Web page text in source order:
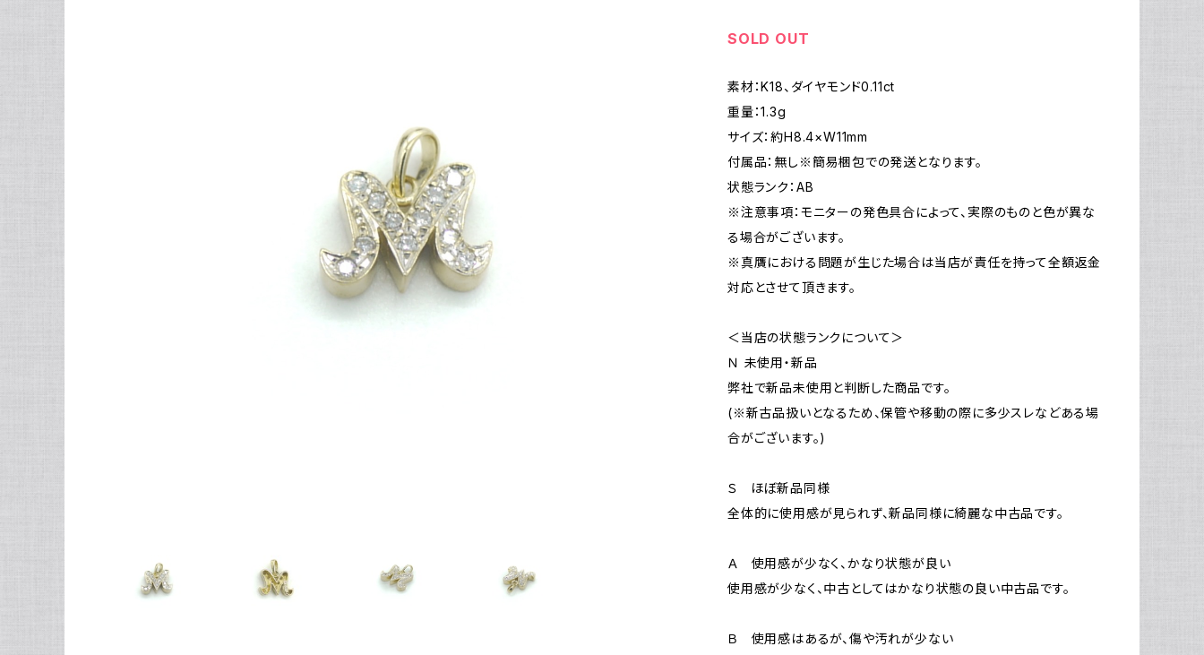
SOLD OUT
素材：K18、ダイヤモンド0.11ct
重量：1.3g
サイズ：約H8.4×W11mm
付属品：無し※簡易梱包での発送となります。
状態ランク：AB
※注意事項：モニターの発色具合によって、実際のものと色が異な
る場合がございます。
※真贋における問題が生じた場合は当店が責任を持って全額返金
対応とさせて頂きます。
＜当店の状態ランクについて＞
Ｎ 未使用・新品
弊社で新品未使用と判断した商品です。
(※新古品扱いとなるため、保管や移動の際に多少スレなどある場
合がございます。)
Ｓ ほぼ新品同様
全体的に使用感が見られず、新品同様に綺麗な中古品です。
Ａ 使用感が少なく、かなり状態が良い
使用感が少なく、中古としてはかなり状態の良い中古品です。
Ｂ 使用感はあるが、傷や汚れが少ない